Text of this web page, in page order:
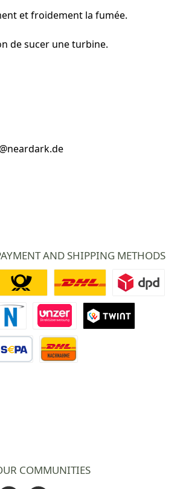
et froidement la fumée.
de sucer une turbine.
AND SHIPPING METHODS
Novalnet
Virement direct
Deutsche PostDHL DPD
COMMUNITIES